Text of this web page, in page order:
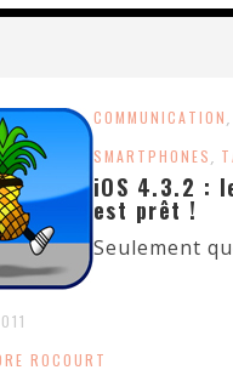
COMMUNICATION,
SMARTPHONES,
iOS 4.3.2 :
est prêt !
ROCOURT
Seulement